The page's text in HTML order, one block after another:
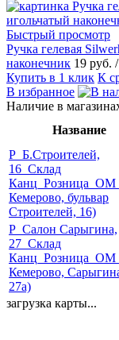
Быстрый просмотр
Ручка гелевая
наконечник 19 руб.
Купить в 1 клик К
В избранное
Наличие в
Название
Р_Б.Строителей,
16_Склад
Канц_Розница_ОМ
Кемерово, бульвар
Строителей, 16)
Р_Салон Сарыгина,
27_Склад
Канц_Розница_ОМ
Кемерово,
27а)
загрузка карты...